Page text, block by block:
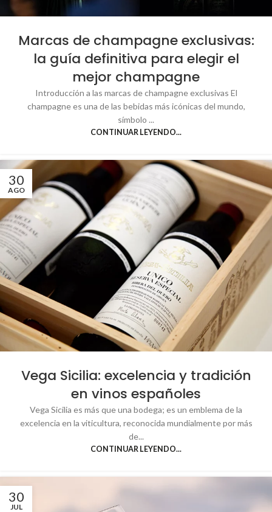
Marcas de champagne exclusivas:
la guía definitiva para elegir el
mejor champagne
Introducción a las marcas de champagne exclusivas El
champagne es una de las bebidas más icónicas del mundo,
símbolo ...
CONTINUAR LEYENDO...
30
AGO
Vega Sicilia: excelencia y tradición
en vinos españoles
Vega Sicilia es más que una bodega; es un emblema de la
excelencia en la viticultura, reconocida mundialmente por más
de...
CONTINUAR LEYENDO...
30
JUL